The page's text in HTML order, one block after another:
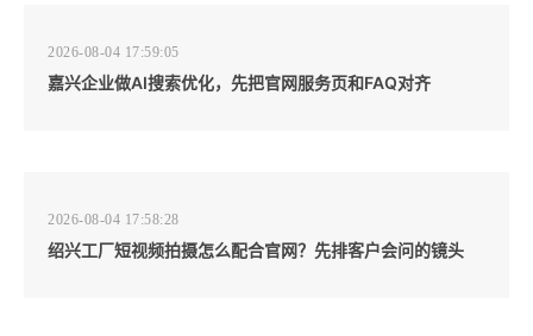
2026-08-04 17:59:05
嘉兴企业做AI搜索优化，先把官网服务页和FAQ对齐
2026-08-04 17:58:28
绍兴工厂短视频拍摄怎么配合官网？先排客户会问的镜头